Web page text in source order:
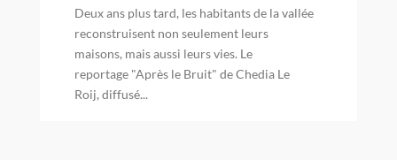
Deux ans plus tard, les habitants de la vallée
reconstruisent non seulement leurs
maisons, mais aussi leurs vies. Le
reportage "Après le Bruit" de Chedia Le
Roij, diffusé...